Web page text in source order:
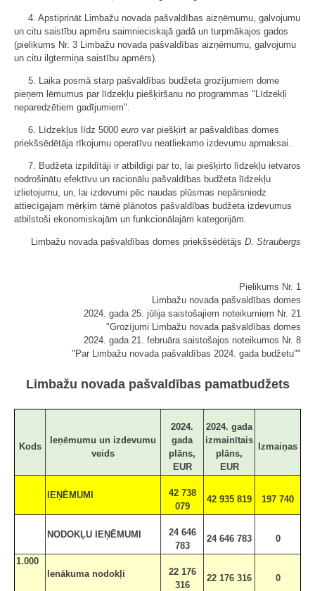
4. Apstiprināt Limbažu novada pašvaldības aizņēmumu, galvojumu
un citu saistību apmēru saimnieciskajā gadā un turpmākajos gados
(pielikums Nr. 3 Limbažu novada pašvaldības aizņēmumu, galvojumu
un citu ilgtermiņa saistību apmērs).
5. Laika posmā starp pašvaldības budžeta grozījumiem dome
pieņem lēmumus par līdzekļu piešķiršanu no programmas "Līdzekļi
neparedzētiem gadījumiem".
6. Līdzekļus līdz 5000 euro var piešķirt ar pašvaldības domes
priekšsēdētāja rīkojumu operatīvu neatliekamo izdevumu apmaksai.
7. Budžeta izpildītāji ir atbildīgi par to, lai piešķirto līdzekļu ietvaros
nodrošinātu efektīvu un racionālu pašvaldības budžeta līdzekļu
izlietojumu, un, lai izdevumi pēc naudas plūsmas nepārsniedz
attiecīgajam mērķim tāmē plānotos pašvaldības budžeta izdevumus
atbilstoši ekonomiskajām un funkcionālajām kategorijām.
Limbažu novada pašvaldības domes priekšsēdētājs D. Straubergs
Pielikums Nr. 1
Limbažu novada pašvaldības domes
2024. gada 25. jūlija saistošajiem noteikumiem Nr. 21
"Grozījumi Limbažu novada pašvaldības domes
2024. gada 21. februāra saistošajos noteikumos Nr. 8
"Par Limbažu novada pašvaldības 2024. gada budžetu""
Limbažu novada pašvaldības pamatbudžets
Kods
Ieņēmumu un izdevumu
veids
2024.
gada
plāns,
EUR
2024. gada
izmainītais
plāns,
EUR
Izmaiņas
IEŅĒMUMI
42 738
079
42 935 819 197 740
NODOKĻU IEŅĒMUMI
24 646
783
24 646 783 0
1.000
Ienākuma nodokļi
22 176
316
22 176 316 0